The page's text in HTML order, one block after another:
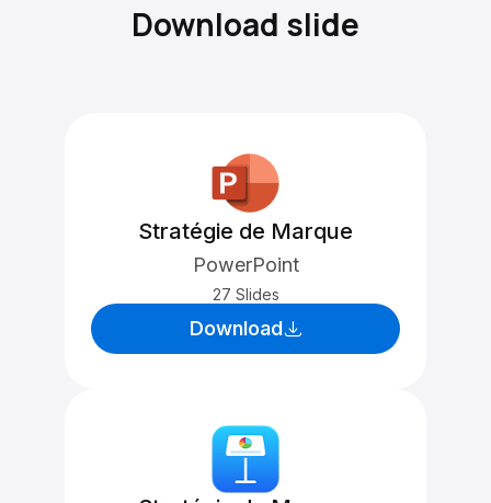
Download slide
Stratégie de Marque
PowerPoint
27 Slides
Download